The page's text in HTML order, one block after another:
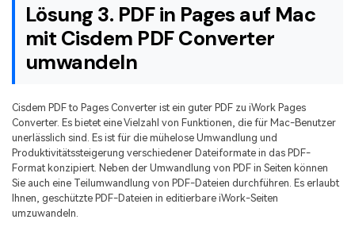
Lösung 3. PDF in Pages auf Mac
mit Cisdem PDF Converter
umwandeln
Cisdem PDF to Pages Converter ist ein guter PDF zu iWork Pages
Converter. Es bietet eine Vielzahl von Funktionen, die für Mac-Benutzer
unerlässlich sind. Es ist für die mühelose Umwandlung und
Produktivitätssteigerung verschiedener Dateiformate in das PDF-
Format konzipiert. Neben der Umwandlung von PDF in Seiten können
Sie auch eine Teilumwandlung von PDF-Dateien durchführen. Es erlaubt
Ihnen, geschützte PDF-Dateien in editierbare iWork-Seiten
umzuwandeln.